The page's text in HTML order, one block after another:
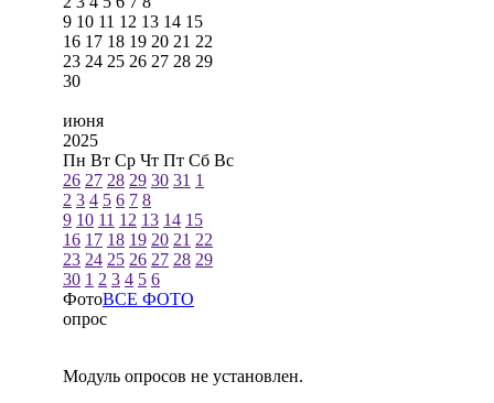
9 10 11 12 13 14 15
16 17 18 19 20 21 22
23 24 25 26 27 28 29
30
июня
2025
Пн Вт Ср Чт Пт Сб Вс
26 27 28 29 30 31 1
2 3 4 5 6 7 8
9 10 11 12 13 14 15
16 17 18 19 20 21 22
23 24 25 26 27 28 29
30 1 2 3 4 5 6
ФотоВСЕ ФОТО
опрос
Модуль опросов не установлен.